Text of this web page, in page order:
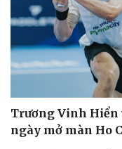
Trương Vinh Hiển
ngày mở màn Ho